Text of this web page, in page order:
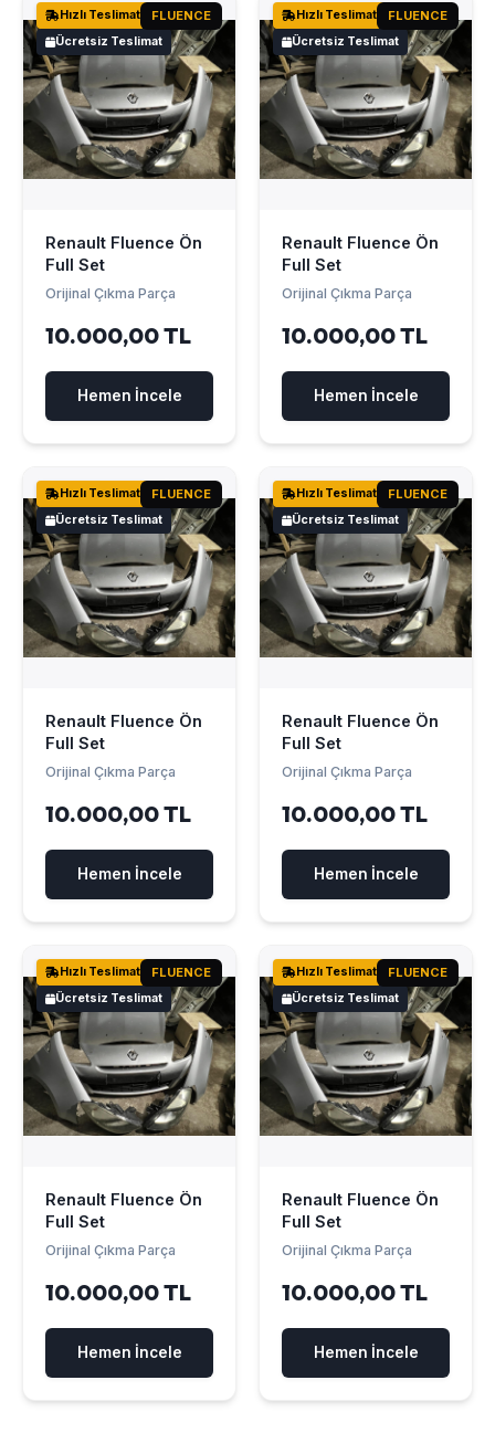
Hızlı Teslimat
Ücretsiz Teslimat
FLUENCE
Renault Fluence Ön
Full Set
Orijinal Çıkma Parça
10.000,00 TL
Hemen İncele
Hızlı Teslimat
Ücretsiz Teslimat
FLUENCE
Renault Fluence Ön
Full Set
Orijinal Çıkma Parça
10.000,00 TL
Hemen İncele
Hızlı Teslimat
Ücretsiz Teslimat
FLUENCE
Renault Fluence Ön
Full Set
Orijinal Çıkma Parça
10.000,00 TL
Hemen İncele
Hızlı Teslimat
Ücretsiz Teslimat
FLUENCE
Renault Fluence Ön
Full Set
Orijinal Çıkma Parça
10.000,00 TL
Hemen İncele
Hızlı Teslimat
Ücretsiz Teslimat
FLUENCE
Renault Fluence Ön
Full Set
Orijinal Çıkma Parça
10.000,00 TL
Hemen İncele
Hızlı Teslimat
Ücretsiz Teslimat
FLUENCE
Renault Fluence Ön
Full Set
Orijinal Çıkma Parça
10.000,00 TL
Hemen İncele